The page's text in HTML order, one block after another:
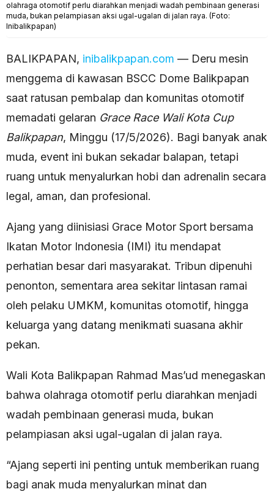
olahraga otomotif perlu diarahkan menjadi wadah pembinaan generasi
muda, bukan pelampiasan aksi ugal-ugalan di jalan raya. (Foto:
Inibalikpapan)
BALIKPAPAN, inibalikpapan.com — Deru mesin
menggema di kawasan BSCC Dome Balikpapan
saat ratusan pembalap dan komunitas otomotif
memadati gelaran Grace Race Wali Kota Cup
Balikpapan, Minggu (17/5/2026). Bagi banyak anak
muda, event ini bukan sekadar balapan, tetapi
ruang untuk menyalurkan hobi dan adrenalin secara
legal, aman, dan profesional.
Ajang yang diinisiasi Grace Motor Sport bersama
Ikatan Motor Indonesia (IMI) itu mendapat
perhatian besar dari masyarakat. Tribun dipenuhi
penonton, sementara area sekitar lintasan ramai
oleh pelaku UMKM, komunitas otomotif, hingga
keluarga yang datang menikmati suasana akhir
pekan.
Wali Kota Balikpapan Rahmad Mas’ud menegaskan
bahwa olahraga otomotif perlu diarahkan menjadi
wadah pembinaan generasi muda, bukan
pelampiasan aksi ugal-ugalan di jalan raya.
“Ajang seperti ini penting untuk memberikan ruang
bagi anak muda menyalurkan minat dan